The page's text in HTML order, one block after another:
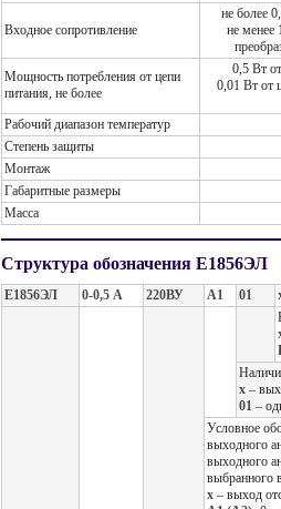
Входное сопротивление
не более
не менее
Мощность потребления от цепи
питания, не более
0,5 Вт
0,01 Вт от
Рабочий диапазон температур
Степень защиты
Монтаж
Габаритные размеры
Масса
Структура обозначения Е1856ЭЛ
Е1856ЭЛ 0-0,5 А 220ВУ А1 01
х –
01 –
Условное
выходного
выходного
выбранного
х – выход